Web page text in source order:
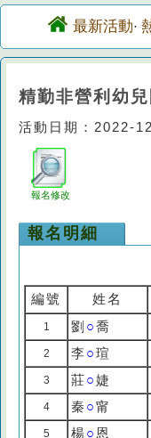
最新活動·
精勤非營利幼
活動日期：2022-
報名修改
報名明細
編號 姓名
1 劉 ○喬
2 李○瑄
3 莊○婕
4 秦 ○甯
5 楊○ 恩